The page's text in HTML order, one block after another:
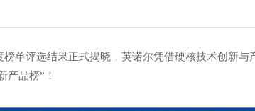
单评选结果正式揭晓，英诺尔凭借硬核技术创新与
产品榜”！